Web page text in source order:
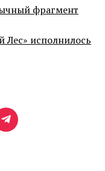
фрагмент
Лес» исполнилось